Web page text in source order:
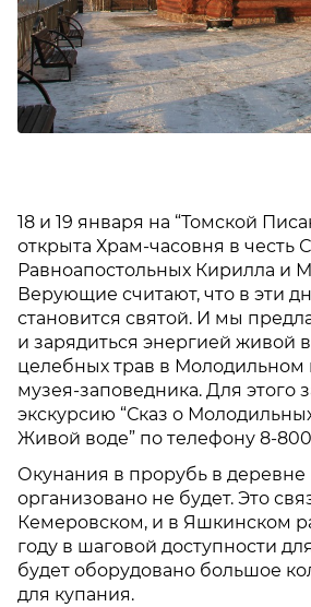
18 и 19 января на “Томской
открыта Храм-часовня в честь
Равноапостольных Кирилла и
Верующие считают, что в эти
становится святой. И мы
и зарядиться энергией живой
целебных трав в Молодильном
музея-заповедника. Для этого
экскурсию “Сказ о
Живой воде” по телефону 8-
Окунания в прорубь в
организовано не будет. Это
Кемеровском, и в Яшкинском
году в шаговой доступности
будет оборудовано большое
для купания.